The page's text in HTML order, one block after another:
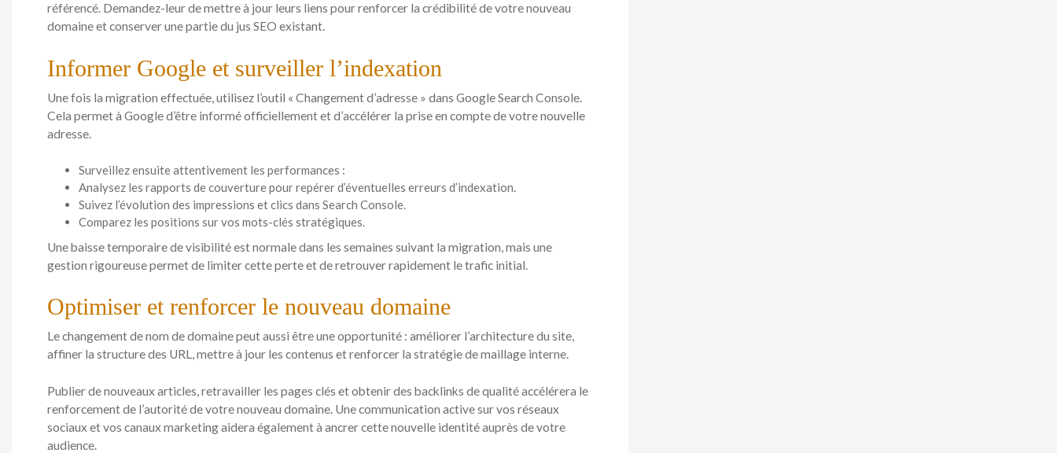
référencé. Demandez-leur de mettre à jour leurs liens pour renforcer la crédibilité de votre nouveau
domaine et conserver une partie du jus SEO existant.
Informer Google et surveiller l’indexation
Une fois la migration effectuée, utilisez l’outil « Changement d’adresse » dans Google Search Console.
Cela permet à Google d’être informé officiellement et d’accélérer la prise en compte de votre nouvelle
adresse.
Surveillez ensuite attentivement les performances :
Analysez les rapports de couverture pour repérer d’éventuelles erreurs d’indexation.
Suivez l’évolution des impressions et clics dans Search Console.
Comparez les positions sur vos mots-clés stratégiques.
Une baisse temporaire de visibilité est normale dans les semaines suivant la migration, mais une
gestion rigoureuse permet de limiter cette perte et de retrouver rapidement le trafic initial.
Optimiser et renforcer le nouveau domaine
Le changement de nom de domaine peut aussi être une opportunité : améliorer l’architecture du site,
affiner la structure des URL, mettre à jour les contenus et renforcer la stratégie de maillage interne.
Publier de nouveaux articles, retravailler les pages clés et obtenir des backlinks de qualité accélérera le
renforcement de l’autorité de votre nouveau domaine. Une communication active sur vos réseaux
sociaux et vos canaux marketing aidera également à ancrer cette nouvelle identité auprès de votre
audience.